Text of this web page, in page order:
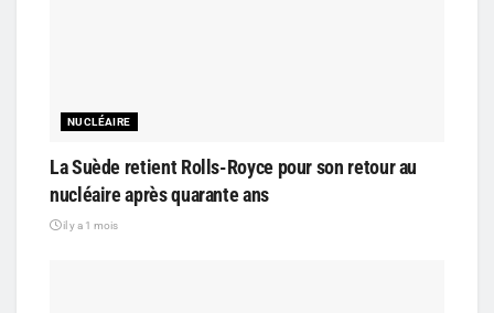
NUCLÉAIRE
La Suède retient Rolls-Royce pour son retour au
nucléaire après quarante ans
il y a 1 mois